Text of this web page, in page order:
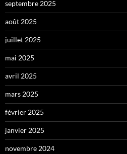
septembre 2025
août 2025
juillet 2025
mai 2025
avril 2025
mars 2025
février 2025
janvier 2025
novembre 2024